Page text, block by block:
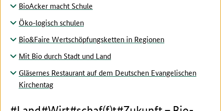
BioAcker macht Schule
Öko-logisch schulen
Bio&Faire Wertschöpfungsketten in Regionen
Mit Bio durch Stadt und Land
Gläsernes Restaurant auf dem Deutschen Evangelischen
Kirchentag